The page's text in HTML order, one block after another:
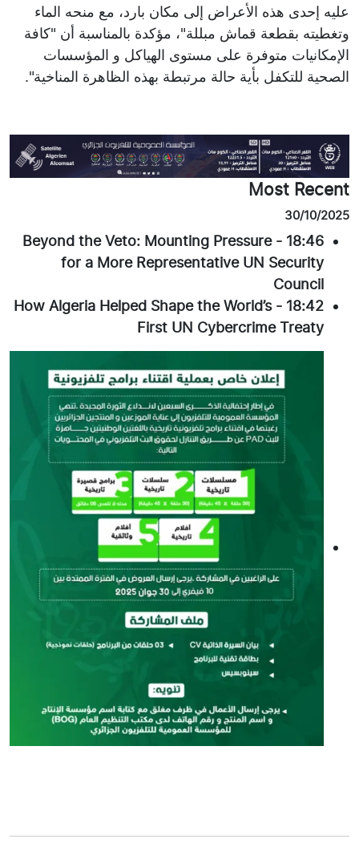
عليه إحدى هذه الأعراض إلى مكان بارد، مع منحه الماء
وتغطيته بقطعة قماش مبللة"، مؤكدة بالمناسبة أن "كافة
الإمكانيات متوفرة على مستوى الهياكل و المؤسسات
الصحية للتكفل بأية حالة مرتبطة بهذه الظاهرة المناخية".
Most Recent
30/10/2025
18:46
-
Beyond the Veto: Mounting Pressure
for a More Representative UN Security
Council
18:42
-
How Algeria Helped Shape the World’s
First UN Cybercrime Treaty